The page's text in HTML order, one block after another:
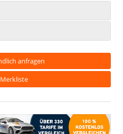
anfragen
Merkliste